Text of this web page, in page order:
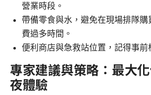
營業時段。
帶備零食與水，避免在現場排隊
費過多時間。
便利商店與急救站位置，記得事前
專家建議與策略：最大
夜體驗